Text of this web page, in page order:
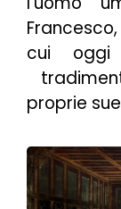
Francesco,
cui
proprie